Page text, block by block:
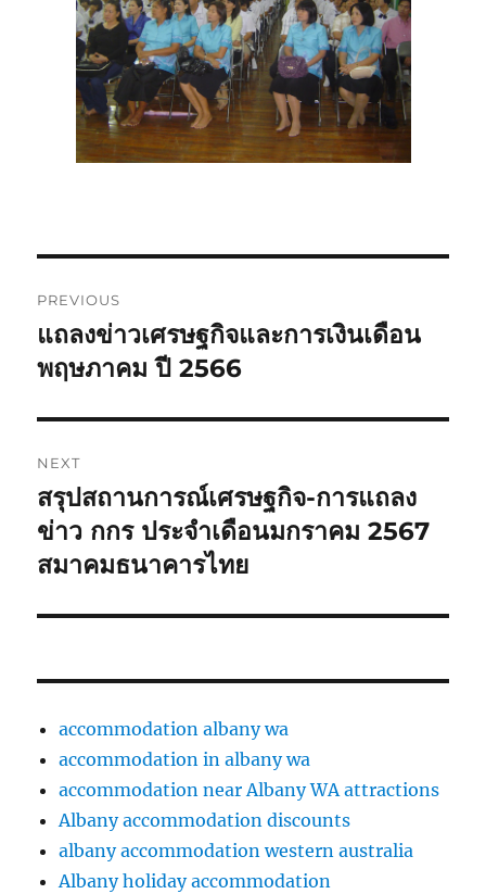
navigation
PREVIOUS
Previous
post:
แถลงข่าวเศรษฐกิจและการเงินเดือน
พฤษภาคม ปี 2566
NEXT
Next
post:
สรุปสถานการณ์เศรษฐกิจ-การแถลง
ข่าว กกร ประจำเดือนมกราคม 2567
สมาคมธนาคารไทย
accommodation albany wa
accommodation in albany wa
accommodation near Albany WA attractions
Albany accommodation discounts
albany accommodation western australia
Albany holiday accommodation